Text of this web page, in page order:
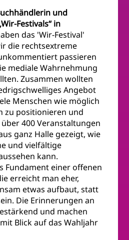
und
Festivals“ in
das 'Wir-Festival'
die rechtsextreme
passieren
mediale Wahrnehmung
Zusammen wollten
Angebot
Menschen wie möglich
zu positionieren und
400 Veranstaltungen
ganz Halle gezeigt, wie
und vielfältige
kann.
Fundament einer offenen
erreicht man eher,
etwas aufbaut, statt
Die Erinnerungen an
und machen
Blick auf das Wahljahr